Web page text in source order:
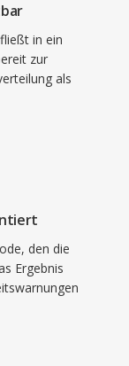
in ein
zur
als
den die
Ergebnis